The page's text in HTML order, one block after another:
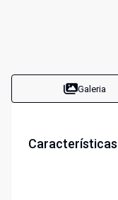
Galeria
Características